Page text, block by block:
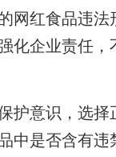
红食品违法
化企业责任
意识，选择
中是否含有